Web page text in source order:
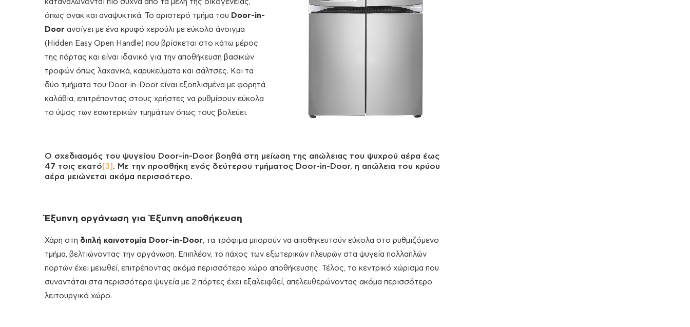
καταναλώνονται πιο συχνά από τα μέλη της οικογένειας,
όπως σνακ και αναψυκτικά. Το αριστερό τμήμα του Door-in-
Door ανοίγει με ένα κρυφό χερούλι με εύκολο άνοιγμα
(Hidden Easy Open Handle) που βρίσκεται στο κάτω μέρος
της πόρτας και είναι ιδανικό για την αποθήκευση βασικών
τροφών όπως λαχανικά, καρυκεύματα και σάλτσες. Και τα
δύο τμήματα του Door-in-Door είναι εξοπλισμένα με φορητά
καλάθια, επιτρέποντας στους χρήστες να ρυθμίσουν εύκολα
το ύψος των εσωτερικών τμημάτων όπως τους βολεύει.
Ο σχεδιασμός του ψυγείου Door-in-Door βοηθά στη μείωση της απώλειας του ψυχρού αέρα έως
47 τοις εκατό [3] . Με την προσθήκη ενός δεύτερου τμήματος Door-in-Door, η απώλεια του κρύου
αέρα μειώνεται ακόμα περισσότερο.
Έξυπνη οργάνωση για Έξυπνη αποθήκευση
Χάρη στη διπλή καινοτομία Door-in-Door, τα τρόφιμα μπορούν να αποθηκευτούν εύκολα στο ρυθμιζόμενο
τμήμα, βελτιώνοντας την οργάνωση. Επιπλέον, το πάχος των εξωτερικών πλευρών στα ψυγεία πολλαπλών
πορτών έχει μειωθεί, επιτρέποντας ακόμα περισσότερο χώρο αποθήκευσης. Τέλος, το κεντρικό χώρισμα που
συναντάται στα περισσότερα ψυγεία με 2 πόρτες έχει εξαλειφθεί, απελευθερώνοντας ακόμα περισσότερο
λειτουργικό χώρο.